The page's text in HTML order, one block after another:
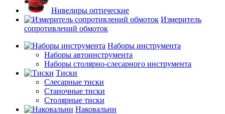
Нивелиры оптические
Измеритель
сопротивлений обмоток
Наборы инструмента
Наборы автоинструмента
Наборы столярно-слесарного инструмента
Тиски
Слесарные тиски
Станочные тиски
Столярные тиски
Наковальни